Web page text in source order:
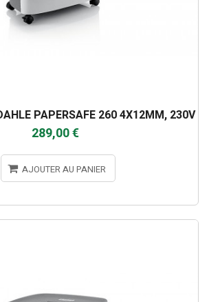
PAPERSAFE 260 4X12MM, 230V
289,00 €
AJOUTER AU PANIER